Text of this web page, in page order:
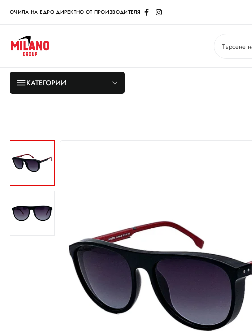
ОЧИЛА НА ЕДРО ДИРЕКТНО ОТ ПРОИЗВОДИТЕЛЯ
КАТЕГОРИИ